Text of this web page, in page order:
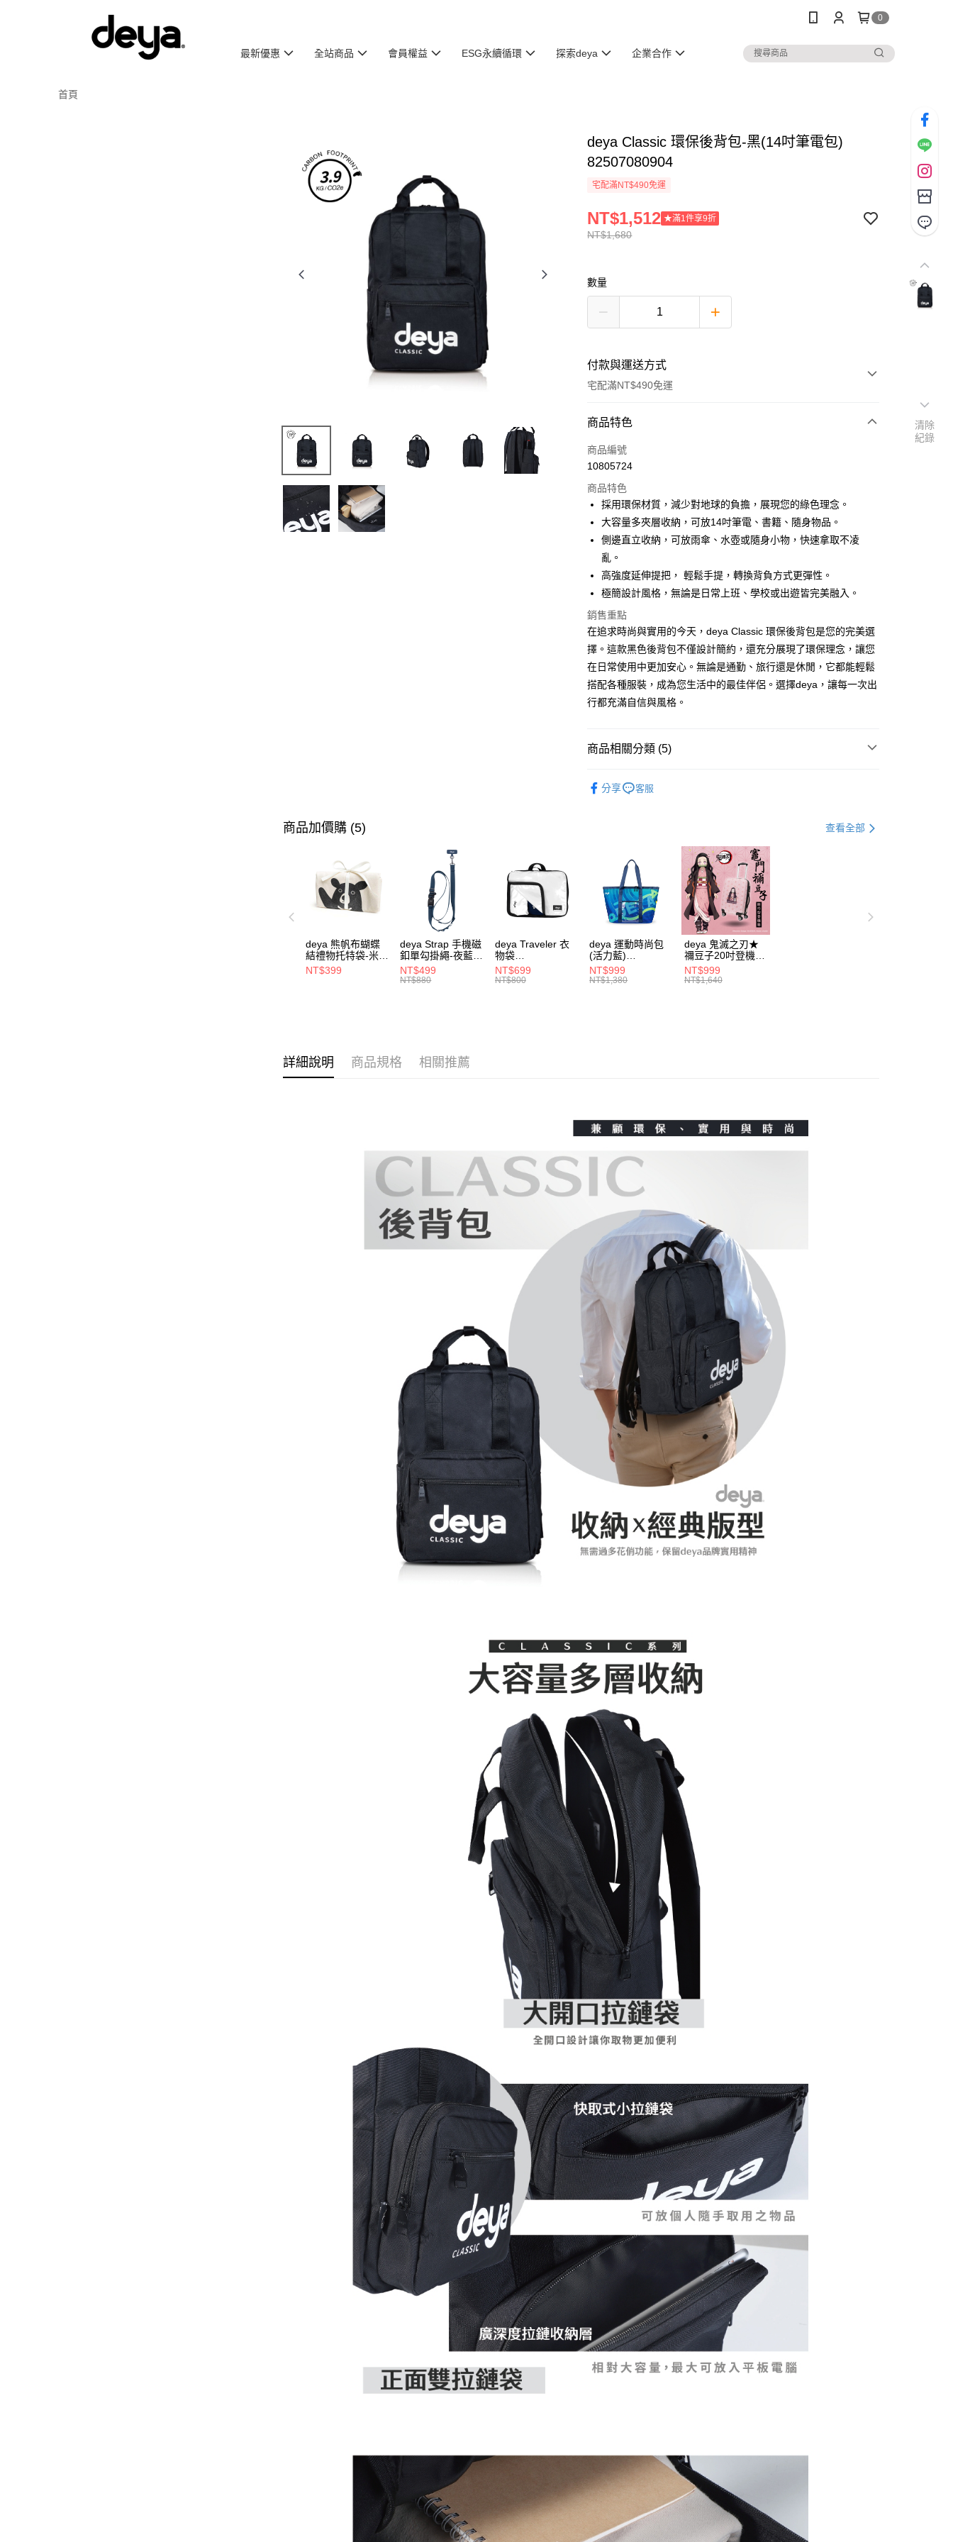
0
最新優惠 全站商品 會員權益 ESG永續循環 探索deya 企業合作
首頁
deya Classic 環保後背包-黑(14吋筆電包)
82507080904
宅配滿NT$490免運
NT$1,680
NT$1,512 ★滿1件享9折
數量
付款與運送方式
宅配滿NT$490免運
付款方式
信用卡一次付款
3 期 0 利率 每期 NT$560 21家銀行
合作金庫商業銀行
第一商業銀行
華南商業銀行
彰化商業銀行
國泰世華商業銀行
臺灣中小企業銀行
台中商業銀行
匯豐（台灣）商業銀行
華泰商業銀行
聯邦商業銀行
玉山商業銀行
星展（台灣）商業銀行
台新國際商業銀行
中國信託商業銀行
台灣樂天信用卡公司
LINE Pay
街口支付
全盈+PAY
AFTEE先享後付
相關說明
【關於「AFTEE先享後付」】
AFTEE先享後付是「在收到商品之後才付款」的支付方式。 讓您購物簡單
３．安心：先確認商品／服務後，再付款。
１．於結帳方式選擇「AFTEE先享後付」後，將跳轉至「AFTEE先享後
３．收到繳費通知簡訊後14天內，點擊此簡訊中的連結，可透過四大超商
※ 請注意：結帳手續完成當下不需立刻繳費，但若您需要取消訂單，請聯
絡購買商品的店家。未經商家同意取消之訂單仍視為有效，需透過AFTEE
先享後付繳納相關費用。
※ 交易是否成功請以「AFTEE先享後付 」之結帳頁面顯示為準，若有關於
是否繳費成功／繳費後需取消欲退款等相關疑問，請聯繫「AFTEE先享後
付客戶支援中心」
https://netprotections.freshdesk.com/support/home
【注意事項】
１．透過由恩沛科技股份有限公司提供之「AFTEE先享後付」服務完成之
交易，需依本服務之必要範圍內提供個人資料，並將交易相關給付款項請
求債權轉讓予恩沛科技股份有限公司。
動。
ATM付款
運送方式
每筆NT$90，滿NT$490(含以上)免運費
商品特色
商品編號
10805724
商品特色
採用環保材質，減少對地球的負擔，展現您的綠色理念。
大容量多夾層收納，可放14吋筆電、書籍、隨身物品。
側邊直立收納，可放雨傘、水壺或隨身小物，快速拿取不凌
亂。
高強度延伸提把， 輕鬆手提，轉換背負方式更彈性。
極簡設計風格，無論是日常上班、學校或出遊皆完美融入。
銷售重點
在追求時尚與實用的今天，deya Classic 環保後背包是您的完美選
擇。這款黑色後背包不僅設計簡約，還充分展現了環保理念，讓您
在日常使用中更加安心。無論是通勤、旅行還是休閒，它都能輕鬆
搭配各種服裝，成為您生活中的最佳伴侶。選擇deya，讓每一次出
行都充滿自信與風格。
商品相關分類 (5)
款式分類
分享 客服
商品加價購 (5) 查看全部
deya 熊帆布蝴蝶
結禮物托特袋-米色
22020409
NT$399
deya Strap 手機磁
釦單勾掛繩-夜藍色
62611105501
NT$499
NT$880
deya Traveler 衣
物袋
62406090901
NT$699
NT$800
deya 運動時尚包
(活力藍)
-62507085531
NT$999
NT$1,380
deya 鬼滅之刃★
禰豆子20吋登機箱
21300915
NT$999
NT$1,640
詳細說明 商品規格 相關推薦
清除
紀錄